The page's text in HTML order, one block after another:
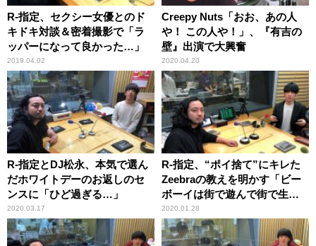
R-指定、セクシー女優とのド
キドキ対談＆密着撮影で「ラ
ッパーになって良かった…」
2019.04.02
Creepy Nuts「おお、あの人
や！ この人や！」、『有吉の
壁』出演で大興奮
2020.04.20
R-指定とDJ松永、本気で選ん
だホワイトデーのお返しのセ
ンスに「ひど過ぎる…」
2020.03.17
R-指定、“ポイ捨て”にキレた
Zeebraの教えを明かす「ビー
ボーイは街で遊んで街で生き
ているんだから」
2020.01.28